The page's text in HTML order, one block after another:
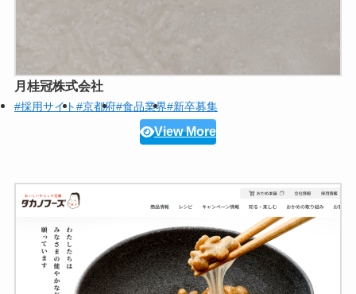
月桂冠株式会社
#採用サイト#京都府#食品業界#新卒募集
View More